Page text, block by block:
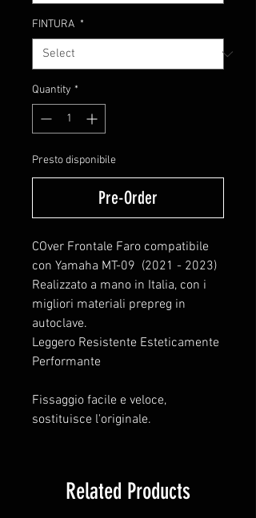
FINTURA *
Quantity *
Presto disponibile
Pre-Order
COver Frontale Faro compatibile
con Yamaha MT-09 (2021 - 2023)
Realizzato a mano in Italia, con i
migliori materiali prepreg in
autoclave.
Leggero Resistente Esteticamente
Performante
Fissaggio facile e veloce,
sostituisce l'originale.
Related Products